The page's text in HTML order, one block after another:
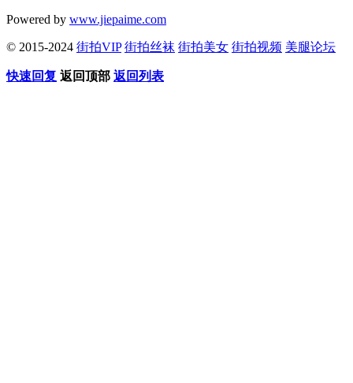
Powered by www.jiepaime.com
© 2015-2024 街拍VIP 街拍丝袜 街拍美女 街拍视频 美腿论坛
快速回复 返回顶部 返回列表